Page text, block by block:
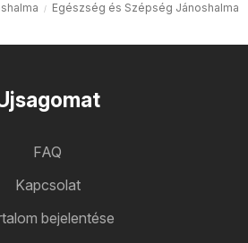
Egészség és Szépség Jánoshalma
FAQ
Kapcsolat
bejelentése